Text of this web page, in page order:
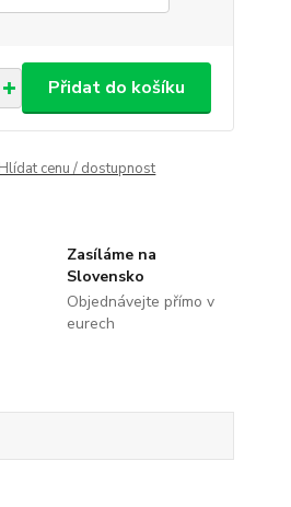
Přidat do košíku
Hlídat cenu / dostupnost
Zasíláme na
Slovensko
Objednávejte přímo v
eurech